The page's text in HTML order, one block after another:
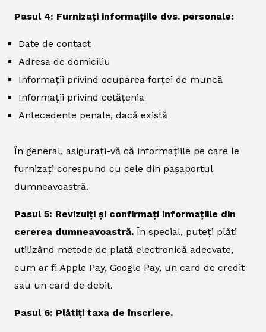
Pasul 4: Furnizați informațiile dvs. personale:
Date de contact
Adresa de domiciliu
Informații privind ocuparea forței de muncă
Informații privind cetățenia
Antecedente penale, dacă există
În general, asigurați-vă că informațiile pe care le
furnizați corespund cu cele din pașaportul
dumneavoastră.
Pasul 5: Revizuiți și confirmați informațiile din
cererea dumneavoastră. În special, puteți plăti
utilizând metode de plată electronică adecvate,
cum ar fi Apple Pay, Google Pay, un card de credit
sau un card de debit.
Pasul 6: Plătiți taxa de înscriere.